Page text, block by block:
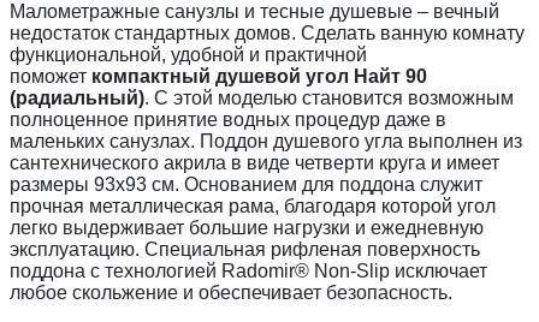
Малометражные санузлы и тесные душевые – вечный
недостаток стандартных домов. Сделать ванную комнату
функциональной, удобной и практичной
поможет компактный душевой угол Найт 90
(радиальный). С этой моделью становится возможным
полноценное принятие водных процедур даже в
маленьких санузлах. Поддон душевого угла выполнен из
сантехнического акрила в виде четверти круга и имеет
размеры 93х93 см. Основанием для поддона служит
прочная металлическая рама, благодаря которой угол
легко выдерживает большие нагрузки и ежедневную
эксплуатацию. Специальная рифленая поверхность
поддона с технологией Radomir® Non-Slip исключает
любое скольжение и обеспечивает безопасность.